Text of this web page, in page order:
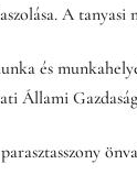
A
és
Állami